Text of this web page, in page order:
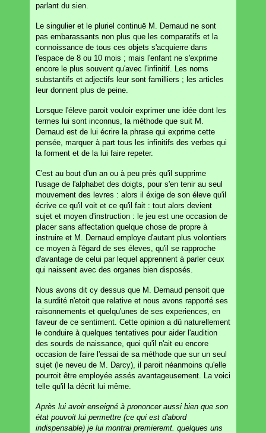
parlant du sien.
Le singulier et le pluriel continuë M. Dernaud ne sont
pas embarassants non plus que les comparatifs et la
connoissance de tous ces objets s'acquierre dans
l'espace de 8 ou 10 mois ; mais l'enfant ne s'exprime
encore le plus souvent qu'avec l'infinitif. Les noms
substantifs et adjectifs leur sont familliers ; les articles
leur donnent plus de peine.
Lorsque l'éleve paroit vouloir exprimer une idée dont les
termes lui sont inconnus, la méthode que suit M.
Dernaud est de lui écrire la phrase qui exprime cette
pensée, marquer à part tous les infinitifs des verbes qui
la forment et de la lui faire repeter.
C'est au bout d'un an ou à peu près qu'il supprime
l'usage de l'alphabet des doigts, pour s'en tenir au seul
mouvement des levres : alors il éxige de son éleve qu'il
écrive ce qu'il voit et ce qu'il fait : tout alors devient
sujet et moyen d'instruction : le jeu est une occasion de
placer sans affectation quelque chose de propre à
instruire et M. Dernaud employe d'autant plus volontiers
ce moyen à l'égard de ses éleves, qu'il se rapproche
d'avantage de celui par lequel apprennent à parler ceux
qui naissent avec des organes bien disposés.
Nous avons dit cy dessus que M. Dernaud pensoit que
la surdité n'etoit que relative et nous avons rapporté ses
raisonnements et quelqu'unes de ses experiences, en
faveur de ce sentiment. Cette opinion a dû naturellement
le conduire à quelques tentatives pour aider l'audition
des sourds de naissance, quoi qu'il n'ait eu encore
occasion de faire l'essai de sa méthode que sur un seul
sujet (le neveu de M. Darcy), il paroit néanmoins qu'elle
pourroit être employée assés avantageusement. La voici
telle qu'il la décrit lui même.
Après lui avoir enseigné à prononcer aussi bien que son
état pouvoit lui permettre (ce qui est d'abord
indispensable) je lui montrai premieremt. quelques uns